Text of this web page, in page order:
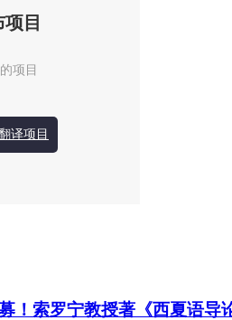
目
项目
译项目
！索罗宁教授著《西夏语导